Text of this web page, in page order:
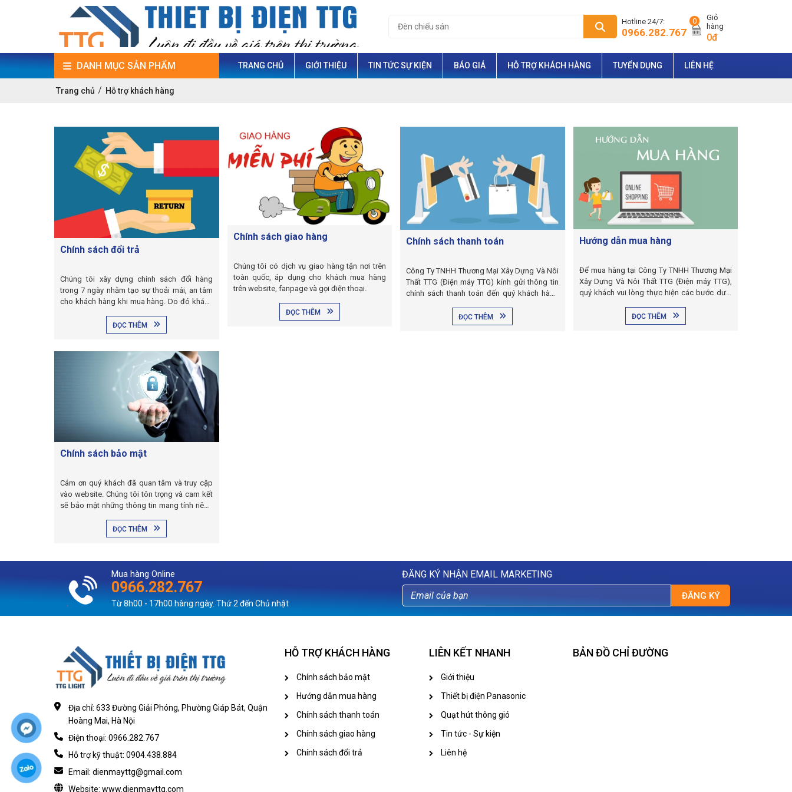
Hotline 24/7:
0966.282.767
0
Giỏ
hàng
0đ
DANH MỤC SẢN PHẨM TRANG CHỦ GIỚI THIỆU TIN TỨC SỰ KIỆN BÁO GIÁ HỖ TRỢ KHÁCH HÀNG TUYỂN DỤNG LIÊN HỆ
Trang chủ Hỗ trợ khách hàng
Chính sách đổi trả
Chúng tôi xây dựng chính sách đổi hàng
trong 7 ngày nhằm tạo sự thoải mái, an tâm
cho khách hàng khi mua hàng. Do đó khách
có được sản phẩm ưng ý nhất cho con bất
cứ lúc nào theo nội dung sau:
ĐỌC THÊM
Chính sách giao hàng
Chúng tôi có dịch vụ giao hàng tận nơi trên
toàn quốc, áp dụng cho khách mua hàng
trên website, fanpage và gọi điện thoại.
ĐỌC THÊM
Chính sách thanh toán
Công Ty TNHH Thương Mại Xây Dựng Và Nôi
Thất TTG (Điện máy TTG) kính gửi thông tin
chính sách thanh toán đến quý khách hàng
ĐỌC THÊM
Hướng dẫn mua hàng
Để mua hàng tại Công Ty TNHH Thương Mại
Xây Dựng Và Nôi Thất TTG (Điện máy TTG),
quý khách vui lòng thực hiện các bước dưới
ĐỌC THÊM
Chính sách bảo mật
Cám ơn quý khách đã quan tâm và truy cập
vào website. Chúng tôi tôn trọng và cam kết
sẽ bảo mật những thông tin mang tính riêng
giải thích cách chúng tôi tiếp nhận, sử dụng
và (trong trường hợp nào đó) tiết lộ thông tin
ĐỌC THÊM
Mua hàng Online
0966.282.767
Từ 8h00 - 17h00 hàng ngày. Thứ 2 đến Chủ nhật
ĐĂNG KÝ NHẬN EMAIL MARKETING
ĐĂNG KÝ
Địa chỉ: 633 Đường Giải Phóng, Phường Giáp Bát, Quận
Hoàng Mai, Hà Nội
Điện thoại: 0966.282.767
Hỗ trợ kỹ thuật: 0904.438.884
Email: dienmayttg@gmail.com
Website: www.dienmayttg.com
HỖ TRỢ KHÁCH HÀNG
Chính sách bảo mật
Hướng dẫn mua hàng
Chính sách thanh toán
Chính sách giao hàng
Chính sách đổi trả
LIÊN KẾT NHANH
Giới thiệu
Thiết bị điện Panasonic
Quạt hút thông gió
Tin tức - Sự kiện
Liên hệ
BẢN ĐỒ CHỈ ĐƯỜNG